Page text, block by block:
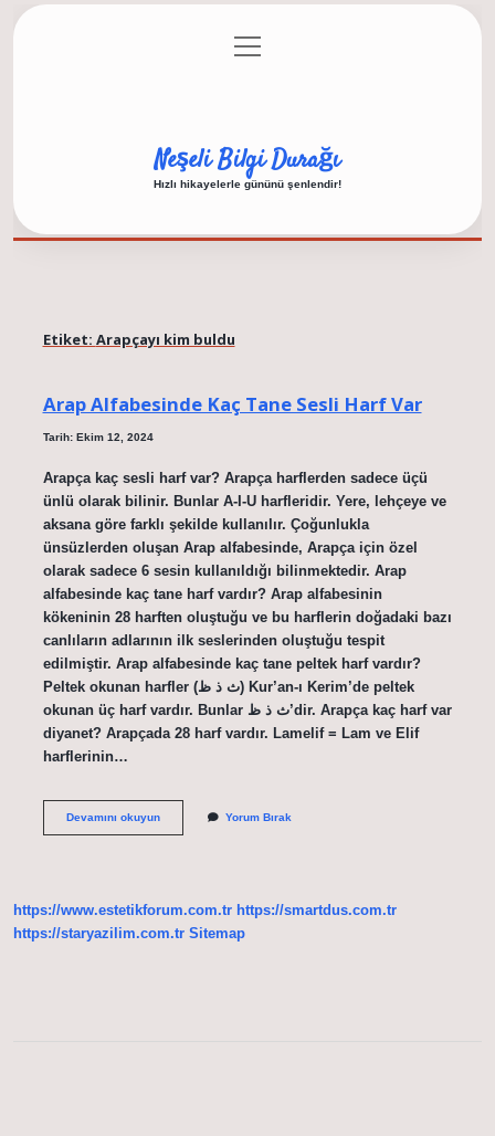
Gizlilik Politikası
menüyü
aç
Neşeli Bilgi Durağı
Hızlı hikayelerle gününü şenlendir!
Etiket: Arapçayı kim buldu
Arap Alfabesinde Kaç Tane Sesli Harf Var
Tarih: Ekim 12, 2024
Arapça kaç sesli harf var? Arapça harflerden sadece üçü
ünlü olarak bilinir. Bunlar A-I-U harfleridir. Yere, lehçeye ve
aksana göre farklı şekilde kullanılır. Çoğunlukla
ünsüzlerden oluşan Arap alfabesinde, Arapça için özel
olarak sadece 6 sesin kullanıldığı bilinmektedir. Arap
alfabesinde kaç tane harf vardır? Arap alfabesinin
kökeninin 28 harften oluştuğu ve bu harflerin doğadaki bazı
canlıların adlarının ilk seslerinden oluştuğu tespit
edilmiştir. Arap alfabesinde kaç tane peltek harf vardır?
Peltek okunan harfler (ث ذ ظ) Kur’an-ı Kerim’de peltek
okunan üç harf vardır. Bunlar ث ذ ظ’dir. Arapça kaç harf var
diyanet? Arapçada 28 harf vardır. Lamelif = Lam ve Elif
harflerinin…
Devamını okuyunArap
Var
Yorum Bırak
https://www.estetikforum.com.tr https://smartdus.com.tr
https://staryazilim.com.tr Sitemap